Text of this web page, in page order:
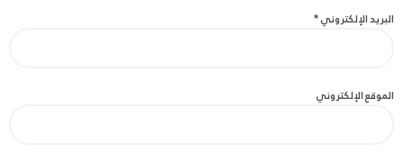
البريد الإلكتروني*
الموقع الإلكتروني